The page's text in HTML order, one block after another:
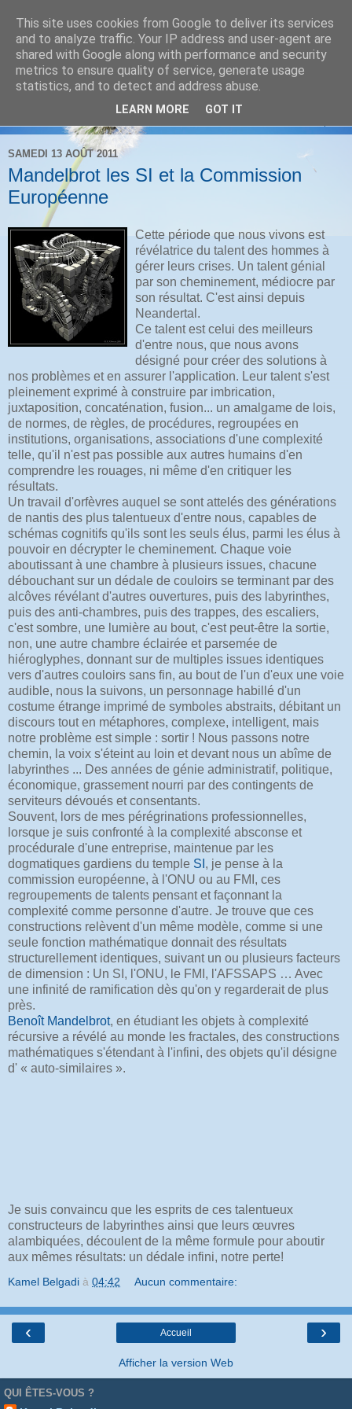
IT Cogito
Par Kamel Belgadi
SAMEDI 13 AOÛT 2011
Mandelbrot les SI et la Commission
Européenne
Cette période que nous vivons est
révélatrice du talent des hommes à
gérer leurs crises. Un talent génial
par son cheminement, médiocre par
son résultat. C'est ainsi depuis
Neandertal.
Ce talent est celui des meilleurs
d'entre nous, que nous avons
désigné pour créer des solutions à
nos problèmes et en assurer l'application. Leur talent s'est
pleinement exprimé à construire par imbrication,
juxtaposition, concaténation, fusion... un amalgame de lois,
de normes, de règles, de procédures, regroupées en
institutions, organisations, associations d'une complexité
telle, qu'il n'est pas possible aux autres humains d'en
comprendre les rouages, ni même d'en critiquer les
résultats.
Un travail d'orfèvres auquel se sont attelés des générations
de nantis des plus talentueux d'entre nous, capables de
schémas cognitifs qu'ils sont les seuls élus, parmi les élus à
pouvoir en décrypter le cheminement. Chaque voie
aboutissant à une chambre à plusieurs issues, chacune
débouchant sur un dédale de couloirs se terminant par des
alcôves révélant d'autres ouvertures, puis des labyrinthes,
puis des anti-chambres, puis des trappes, des escaliers,
c'est sombre, une lumière au bout, c'est peut-être la sortie,
non, une autre chambre éclairée et parsemée de
hiéroglyphes, donnant sur de multiples issues identiques
vers d'autres couloirs sans fin, au bout de l'un d'eux une voie
audible, nous la suivons, un personnage habillé d'un
costume étrange imprimé de symboles abstraits, débitant un
discours tout en métaphores, complexe, intelligent, mais
notre problème est simple : sortir ! Nous passons notre
chemin, la voix s'éteint au loin et devant nous un abîme de
labyrinthes ... Des années de génie administratif, politique,
économique, grassement nourri par des contingents de
serviteurs dévoués et consentants.
Souvent, lors de mes pérégrinations professionnelles,
lorsque je suis confronté à la complexité absconse et
procédurale d'une entreprise, maintenue par les
dogmatiques gardiens du temple SI , je pense à la
commission européenne, à l'ONU ou au FMI, ces
regroupements de talents pensant et façonnant la
complexité comme personne d'autre. Je trouve que ces
constructions relèvent d'un même modèle, comme si une
seule fonction mathématique donnait des résultats
structurellement identiques, suivant un ou plusieurs facteurs
de dimension : Un SI, l'ONU, le FMI, l'AFSSAPS … Avec
une infinité de ramification dès qu'on y regarderait de plus
près.
Benoît Mandelbrot, en étudiant les objets à complexité
récursive a révélé au monde les fractales, des constructions
mathématiques s'étendant à l'infini, des objets qu'il désigne
d' « auto-similaires ».
Je suis convaincu que les esprits de ces talentueux
constructeurs de labyrinthes ainsi que leurs œuvres
alambiquées, découlent de la même formule pour aboutir
aux mêmes résultats: un dédale infini, notre perte!
Kamel Belgadi à 04:42 Aucun commentaire:
‹ ›
Accueil
Afficher la version Web
QUI ÊTES-VOUS ?
This site uses cookies from Google to deliver its services
and to analyze traffic. Your IP address and user-agent are
shared with Google along with performance and security
metrics to ensure quality of service, generate usage
statistics, and to detect and address abuse.
LEARN MORE GOT IT